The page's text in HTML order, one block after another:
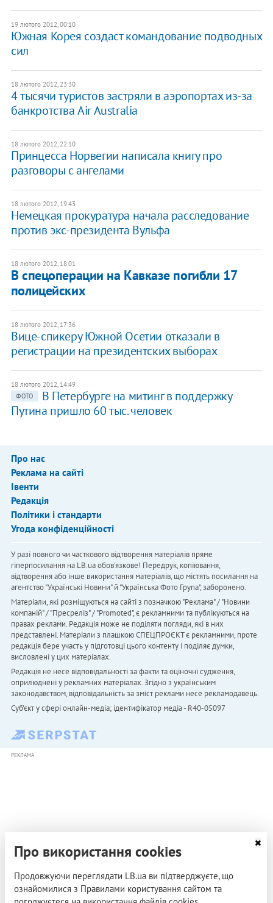
19 лютого 2012, 00:10
Южная Корея создаст командование подводных
сил
18 лютого 2012, 23:30
4 тысячи туристов застряли в аэропортах из-за
банкротства Air Australia
18 лютого 2012, 22:10
Принцесса Норвегии написала книгу про
разговоры с ангелами
18 лютого 2012, 19:43
Немецкая прокуратура начала расследование
против экс-президента Вульфа
18 лютого 2012, 18:01
В спецоперации на Кавказе погибли 17
полицейских
18 лютого 2012, 17:36
Вице-спикеру Южной Осетии отказали в
регистрации на президентских выборах
18 лютого 2012, 14:49
ФОТО
В Петербурге на митинг в поддержку
Путина пришло 60 тыс. человек
Про нас
Реклама на сайті
Івенти
Редакція
Політики і стандарти
Угода конфіденційності
У разі повного чи часткового відтворення матеріалів пряме
гіперпосилання на LB.ua обов'язкове! Передрук, копіювання,
відтворення або інше використання матеріалів, що містять посилання на
агентство "Українськi Новини" й "Українська Фото Група", заборонено.
Матеріали, які розміщуються на сайті з позначкою "Реклама" / "Новини
компаній" / "Пресреліз" / "Promoted", є рекламними та публікуються на
правах реклами. Редакція може не поділяти погляди, які в них
представлені. Матеріали з плашкою СПЕЦПРОЄКТ є рекламними, проте
редакція бере участь у підготовці цього контенту і поділяє думки,
висловлені у цих матеріалах.
Редакція не несе відповідальності за факти та оціночні судження,
оприлюднені у рекламних матеріалах. Згідно з українським
законодавством, відповідальність за зміст реклами несе рекламодавець.
Cуб'єкт у сфері онлайн-медіа; ідентифікатор медіа - R40-05097
РЕКЛАМА
Про використання cookies
Продовжуючи переглядати LB.ua ви підтверджуєте, що
ознайомилися з Правилами користування сайтом та